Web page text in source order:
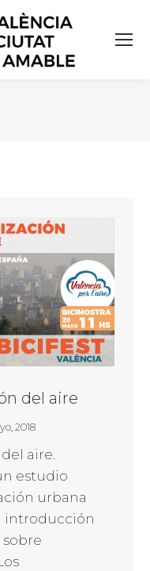
del aire
2018
aire.
estudio
urbana
introducción